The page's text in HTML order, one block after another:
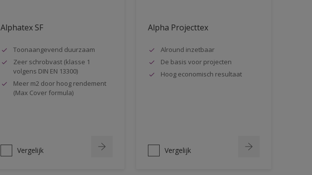
Alphatex SF
Toonaangevend duurzaam
Zeer schrobvast (klasse 1
volgens DIN EN 13300)
Meer m2 door hoog rendement
(Max Cover formula)
Vergelijk
Alpha Projecttex
Alround inzetbaar
De basis voor projecten
Hoog economisch resultaat
Vergelijk